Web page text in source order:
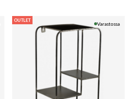
OUTLET
Varastossa